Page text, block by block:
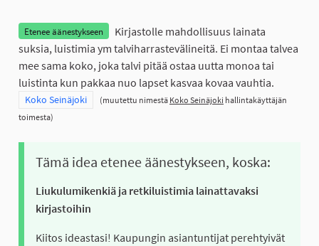
Etenee äänestykseen
Kirjastolle mahdollisuus lainata
suksia, luistimia ym talviharrastevälineitä. Ei montaa talvea
mee sama koko, joka talvi pitää ostaa uutta monoa tai
luistinta kun pakkaa nuo lapset kasvaa kovaa vauhtia.
Rajaa tulokset teeman mukaan: Koko Seinäjoki
Koko Seinäjoki (muutettu nimestä Koko Seinäjoki hallintakäyttäjän
toimesta)
Tämä idea etenee äänestykseen, koska:
Liukulumikenkiä ja retkiluistimia lainattavaksi
kirjastoihin
Kiitos ideastasi! Kaupungin asiantuntijat perehtyivät